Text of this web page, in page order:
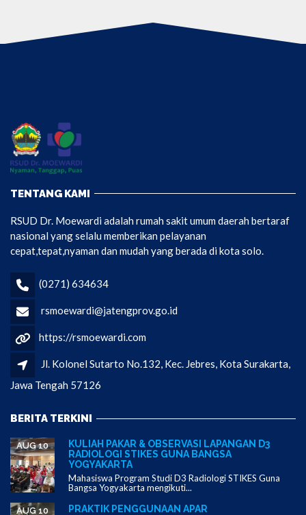
TENTANG KAMI
RSUD Dr. Moewardi adalah rumah sakit umum daerah bertaraf
nasional yang selalu memberikan pelayanan
cepat,tepat,nyaman dan mudah yang berada di kota solo.
(0271) 634634
rsmoewardi@jatengprov.go.id
https://rsmoewardi.com
Jl. Kolonel Sutarto No.132, Kec. Jebres, Kota Surakarta,
Jawa Tengah 57126
BERITA TERKINI
KULIAH PAKAR & OBSERVASI LAPANGAN D3
RADIOLOGI STIKES GUNA BANGSA
YOGYAKARTA
AUG 10
Mahasiswa Program Studi D3 Radiologi STIKES Guna
Bangsa Yogyakarta mengikuti...
PRAKTIK PENGGUNAAN APAR
AUG 10